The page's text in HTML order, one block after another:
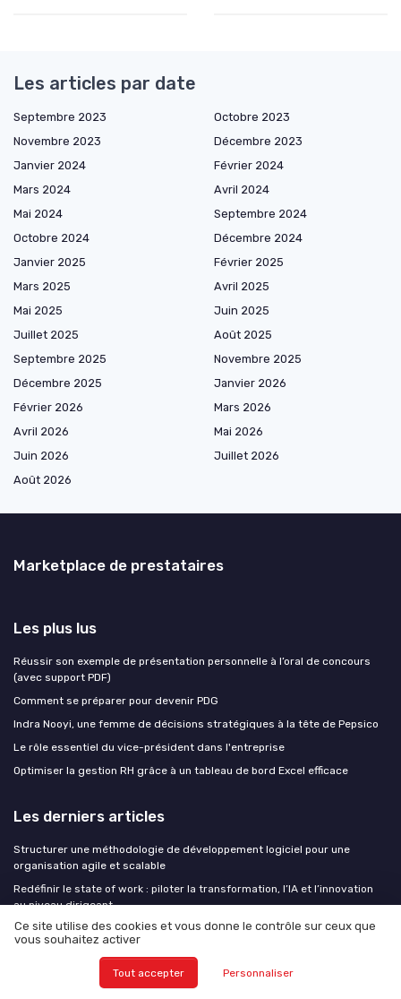
Les articles par date
Septembre 2023
Octobre 2023
Novembre 2023
Décembre 2023
Janvier 2024
Février 2024
Mars 2024
Avril 2024
Mai 2024
Septembre 2024
Octobre 2024
Décembre 2024
Janvier 2025
Février 2025
Mars 2025
Avril 2025
Mai 2025
Juin 2025
Juillet 2025
Août 2025
Septembre 2025
Novembre 2025
Décembre 2025
Janvier 2026
Février 2026
Mars 2026
Avril 2026
Mai 2026
Juin 2026
Juillet 2026
Août 2026
Marketplace de prestataires
Les plus lus
Réussir son exemple de présentation personnelle à l’oral de concours
(avec support PDF)
Comment se préparer pour devenir PDG
Indra Nooyi, une femme de décisions stratégiques à la tête de Pepsico
Le rôle essentiel du vice-président dans l'entreprise
Optimiser la gestion RH grâce à un tableau de bord Excel efficace
Les derniers articles
Structurer une méthodologie de développement logiciel pour une
organisation agile et scalable
Redéfinir le state of work : piloter la transformation, l’IA et l’innovation
au niveau dirigeant
Pénurie de talents en scale-up : les leviers que le fondateur garde sous
la main
Formation IA des collaborateurs : ce que l'AI Act impose aux dirigeants
Ce site utilise des cookies et vous donne le contrôle sur ceux que
vous souhaitez activer
Tout accepter Personnaliser